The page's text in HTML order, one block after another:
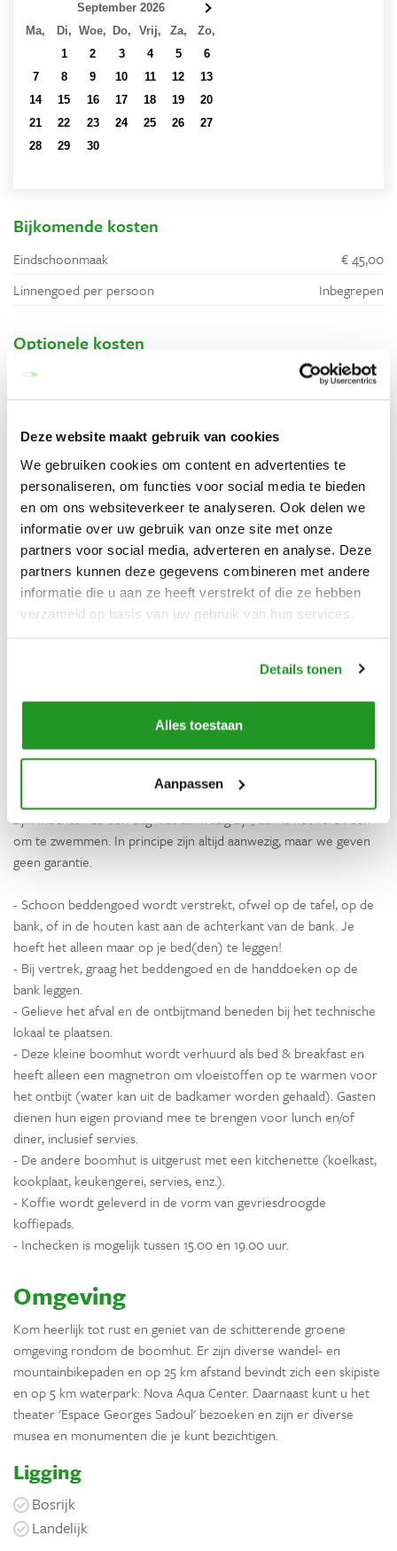
Deze website maakt gebruik van cookies
We gebruiken cookies om content en advertenties te
personaliseren, om functies voor social media te bieden
en om ons websiteverkeer te analyseren. Ook delen we
informatie over uw gebruik van onze site met onze
partners voor social media, adverteren en analyse. Deze
partners kunnen deze gegevens combineren met andere
informatie die u aan ze heeft verstrekt of die ze hebben
verzameld op basis van uw gebruik van hun services.
Details tonen
Alles toestaan
Aanpassen
September 2026
Ma,
Di, Woe, Do, Vrij, Za,
Zo,
1 2 3 4 5
6
7
8 9 10 11 12
13
14
15 16 17 18 19
20
21
22 23 24 25 26
27
28
29 30
Bijkomende kosten
Eindschoonmaak
€ 45,00
Linnengoed per persoon
Inbegrepen
Optionele kosten
Ontbijt per persoon per nacht € 10,00
Huisregels
Aankomsttijd
Vertrektijd
10:30
Huisdieren
Niet toegestaan
Roken
Niet toegestaan
Overige regels
In de periode van 1 juni tot 30 september kunt u het platform
nacht. Als u deze toeslag betaald bent u er zeker van dat de
In verband met juridische en veiligheidsredenen is de toegang tot
het zwembad is alleen mogelijk wanneer de eigenaren aanwezig
zijn. Mochten ze een dag niet aanwezig zijn, dan is het verboden
om te zwemmen. In principe zijn altijd aanwezig, maar we geven
geen garantie.
- Schoon beddengoed wordt verstrekt, ofwel op de tafel, op de
bank, of in de houten kast aan de achterkant van de bank. Je
hoeft het alleen maar op je bed(den) te leggen!
- Bij vertrek, graag het beddengoed en de handdoeken op de
bank leggen.
- Gelieve het afval en de ontbijtmand beneden bij het technische
lokaal te plaatsen.
- Deze kleine boomhut wordt verhuurd als bed & breakfast en
heeft alleen een magnetron om vloeistoffen op te warmen voor
het ontbijt (water kan uit de badkamer worden gehaald). Gasten
dienen hun eigen proviand mee te brengen voor lunch en/of
diner, inclusief servies.
- De andere boomhut is uitgerust met een kitchenette (koelkast,
kookplaat, keukengerei, servies, enz.).
- Koffie wordt geleverd in de vorm van gevriesdroogde
koffiepads.
- Inchecken is mogelijk tussen 15.00 en 19.00 uur.
Omgeving
Kom heerlijk tot rust en geniet van de schitterende groene
omgeving rondom de boomhut. Er zijn diverse wandel- en
mountainbikepaden en op 25 km afstand bevindt zich een skipiste
en op 5 km waterpark: Nova Aqua Center. Daarnaast kunt u het
theater 'Espace Georges Sadoul' bezoeken en zijn er diverse
musea en monumenten die je kunt bezichtigen.
Ligging
Bosrijk
Landelijk